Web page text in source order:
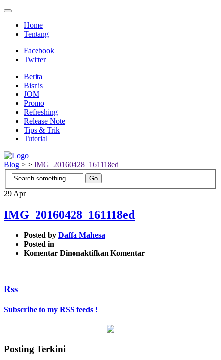
Home
Tentang
Facebook
Twitter
Berita
Bisnis
JOM
Promo
Refreshing
Release Note
Tips & Trik
Tutorial
Blog > > IMG_20160428_161118ed
29 Apr
IMG_20160428_161118ed
Posted by Daffa Mahesa
Posted in
Komentar Dinonaktifkan pada
Komentar
Rss
Subscribe to my RSS feeds !
Posting Terkini